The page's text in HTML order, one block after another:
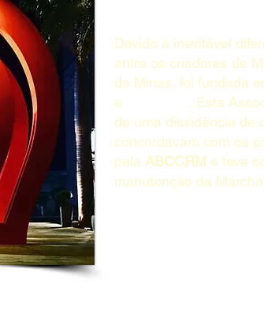
Devido à inevitável
entre os criadores de
de Minas, foi fundada
a
. Esta
de uma dissidência de
concordavam com os
pela ABCCRM e teve
manutenção da